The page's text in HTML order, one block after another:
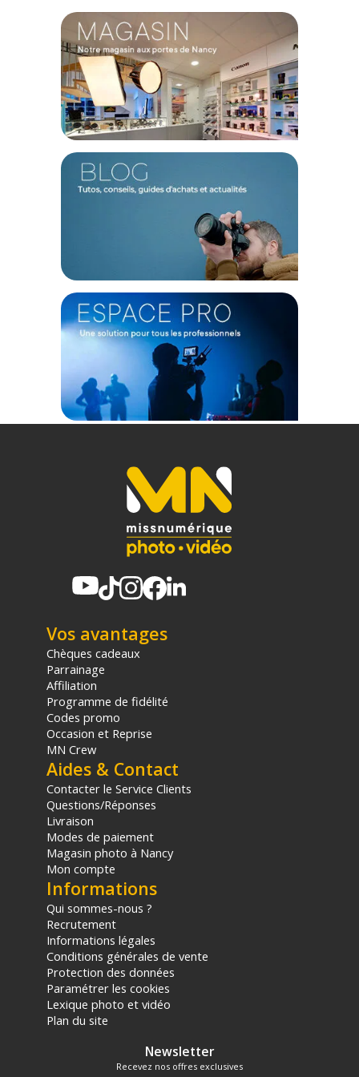
doivent êtrestockés à la verticale en cas de non-
utilisation prolongée(plus de 7 jours). C’est une étape très
importante pour éviter que le fond ne subisse des
déformations avec le temps.
Renforcement rigidité :Afin d'augmenter la rigidité et
la durée de vie de vos fonds, nous vous recommandons
l'utilisation d'un mandrin en aluminium.Voici une
référence pouvant convenir à vos besoins :Manfrotto
Lighting Alu-core 2,75m.
Points forts du fond papier Savage 2,72x11m Tv Gray :
Surface mate évitant tout reflet lumineux parasite
Grain fin idéal pour un rendu d'image professionnel
Déroulage simple pour un arrière-plan toujours propre
Papier robuste au rapport qualité prix très avantageux
Composition écologique intégrant des matériaux recyclés
Une surface mate pour un éclairage maîtrisé
La texture finement grainée de ce papier garantit une
absorption optimale de la lumière, supprimant radicalement
les brillances indésirables lors de vos shootings. Que vous
utilisiez des flashs puissants ou des panneaux LED continus,
la teinte unie Gris TV offre une base colorimétrique neutre et
Pensé pour le rythme exigeant des créateurs de contenu, ce
rouleau se déploie rapidement pour vous offrir une zone de
travail vierge à chaque nouvelle session. Lorsqu'une
extrémité est usée par les passages, il suffit de la découper
pour retrouver un fond impeccable, parfait pour les portraits
de famille ou les prises de vue commerciales.
Caractéristiques du fond papier Savage 2,72x11m Tv
Gray :
Couleur : Gris (TV Gray / #61)
Dimensions : 2,72 m x 11 m
Matériau : Papier (sans acide, sans lignine, pH neutre)
Surface : Grain fin, non réfléchissante
Fabrication : États-Unis (moyenne de 75 % de matériaux
recyclés)
Poids : 5,9 kg
Poids avec emballage : 5,9 kg
CONTENU DU CARTON
1x Rouleau de fond papier Savage TV Gray 2,72 m x 11 m
Offre valable jusqu'au 08-08-2026 inclus.
Code EAN Savage fond papier 2,72x11m Tv Gray - Fond
Vos avantages
Chèques cadeaux
Parrainage
Affiliation
Programme de fidélité
Codes promo
Occasion et Reprise
MN Crew
Aides & Contact
Contacter le Service Clients
Questions/Réponses
Livraison
Modes de paiement
Magasin photo à Nancy
Mon compte
Informations
Qui sommes-nous ?
Recrutement
Informations légales
Conditions générales de vente
Protection des données
Paramétrer les cookies
Lexique photo et vidéo
Plan du site
Newsletter
Recevez nos offres exclusives